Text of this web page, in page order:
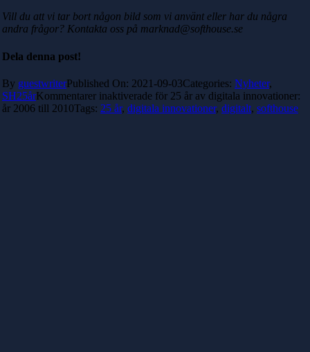
Vill du att vi tar bort någon bild som vi använt eller har du några
andra frågor? Kontakta oss på marknad@softhouse.se
Dela denna post!
By guestwriterPublished On: 2021-09-03Categories: Nyheter,
SH25årKommentarer inaktiverade för 25 år av digitala innovationer:
år 2006 till 2010Tags: 25 år, digitala innovationer, digitalt, softhouse